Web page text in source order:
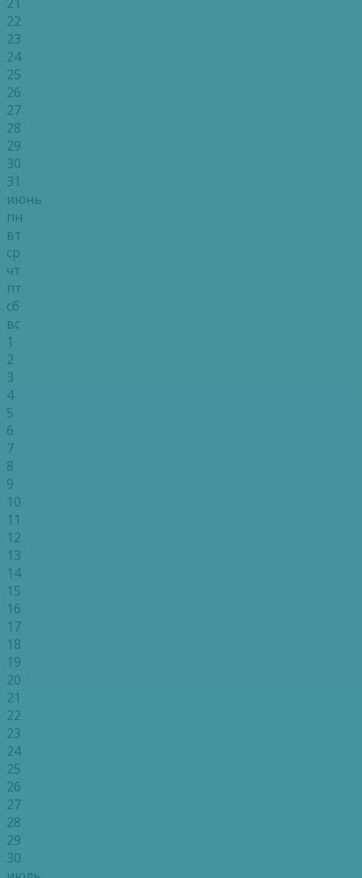
22
23
24
25
26
27
28
29
30
31
июнь
пн
вт
ср
чт
пт
сб
вс
1
2
3
4
5
6
7
8
9
10
11
12
13
14
15
16
17
18
19
20
21
22
23
24
25
26
27
28
29
30